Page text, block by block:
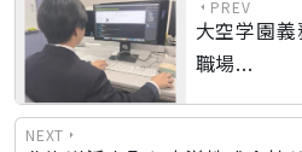
PREV
大空学園
職場...
NEXT